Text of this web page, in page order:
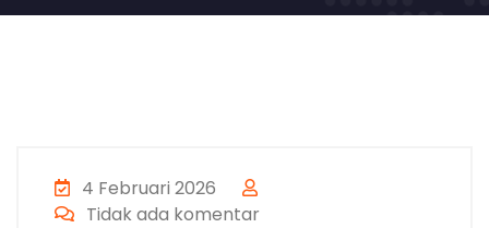
4 Februari 2026
Tidak ada komentar